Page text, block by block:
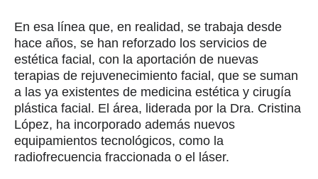
En esa línea que, en realidad, se trabaja desde
hace años, se han reforzado los servicios de
estética facial, con la aportación de nuevas
terapias de rejuvenecimiento facial, que se suman
a las ya existentes de medicina estética y cirugía
plástica facial. El área, liderada por la Dra. Cristina
López, ha incorporado además nuevos
equipamientos tecnológicos, como la
radiofrecuencia fraccionada o el láser.